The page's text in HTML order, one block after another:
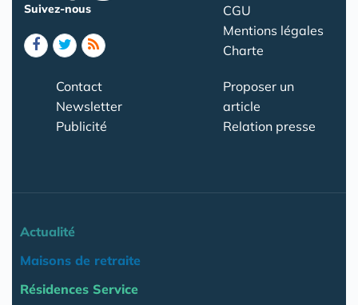
Suivez-nous
CGU
Mentions légales
Charte
Contact
Newsletter
Publicité
Proposer un
article
Relation presse
Actualité
Maisons de retraite
Résidences Service